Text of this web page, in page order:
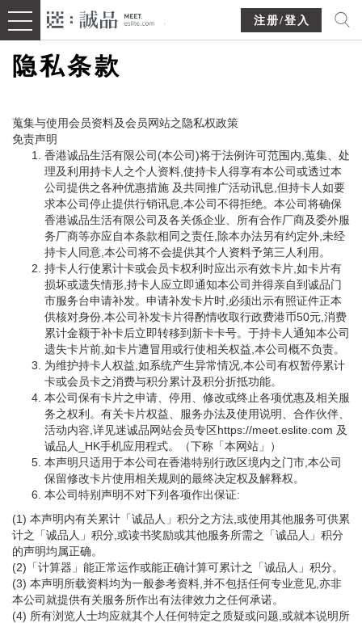
注册/登入
隐私条款
蒐集与使用会员资料及会员网站之隐私权政策
免责声明
香港诚品生活有限公司(本公司)将于法例许可范围内,蒐集、处
理及利用持卡人之个人资料,使持卡人得享有本公司或透过本
公司提供之各种优惠措施 及共同推广活动讯息,但持卡人如要
求本公司停止提供行销讯息,本公司不得拒绝。本公司将确保
香港诚品生活有限公司及各关係企业、所有合作厂商及委外服
务厂商等亦应自本条款相同之责任,除本办法另有约定外,未经
持卡人同意,本公司将不会提供其个人资料予第三人利用。
持卡人行使累计卡或会员卡权利时应出示有效卡片,如卡片有
损坏或遗失情形,持卡人应立即通知本公司并得亲自到诚品门
市服务台申请补发。申请补发卡片时,必须出示有照证件正本
供核对身份,本公司补发卡片得酌情收取行政费港币50元,消费
累计金额于补卡后立即转移到新卡卡号。于持卡人通知本公司
遗失卡片前,如卡片遭冒用或行使相关权益,本公司概不负责。
为维护持卡人权益,如系统产生异常情况,本公司有权暂停累计
卡或会员卡之消费与积分累计及积分折抵功能。
本公司保有卡片之申请、停用、修改或终止各项优惠及相关服
务之权利。有关卡片权益、服务办法及使用说明、合作伙伴、
活动内容,详见迷诚品网站会员专区https://meet.eslite.com 及
诚品人_HK手机应用程式。（下称「本网站」）
本声明只适用于本公司在香港特别行政区境内之门市,本公司
保留修改卡片使用相关规则的最终决定权及解释权。
本公司特别声明不对下列各项作出保证:
(1) 本声明内有关累计「诚品人」积分之方法,或使用其他服务可供累
计之「诚品人」积分,或读书奖励或其他服务所需之「诚品人」积分
的声明均属正确。
(2)「计算器」能正常运作或能正确计算可累计之「诚品人」积分。
(3) 本声明所载资料均为一般参考资料,并不包括任何专业意见,亦非
本公司就提供有关服务所作出有法律效力之任何承诺。
(4) 所有浏览人士均应就其个人任何特定之质疑或问题,或就本说明所